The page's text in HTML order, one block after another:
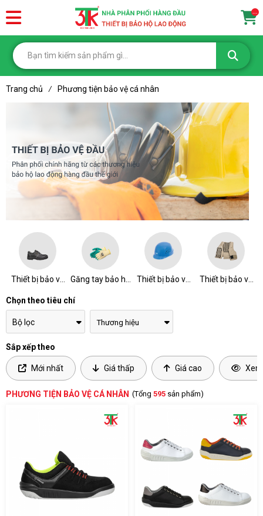
...
Trang chủ / Phương tiện bảo vệ cá nhân
Thiết bị bảo vệ
Găng tay bảo hộ
Thiết bị bảo vệ
Thiết bị bảo vệ
Chọn theo tiêu chí
Bộ lọc
Sắp xếp theo
Mới nhất Giá thấp Giá cao
PHƯƠNG TIỆN BẢO VỆ CÁ NHÂN (Tổng 595 sản phẩm)